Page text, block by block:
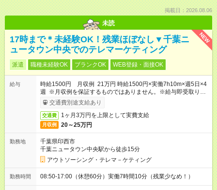
掲載日：2026.08.06
未読
NEW
17時まで＊未経験OK！残業ほぼなし▼千葉ニ
ュータウン中央でのテレマーケティング
派遣 職種未経験OK ブランクOK WEB登録・面接OK
給与
時給1500円 月収例 21万円 時給1500円×実働7h10m×週5日×4
週 ※月収例を保証するものではありません。※給与即受取りサ
ービス利用可（利用条件有）
交通費別途支給あり
交通費 1ヶ月3万円を上限として実費支給
月収例 20～25万円
勤務地
千葉県印西市
千葉ニュータウン中央駅から徒歩15分
アウトソーシング・テレマ－ケティング
勤務時間 08:50-17:00（休憩60分）実働7時間10分（残業少なめ！）